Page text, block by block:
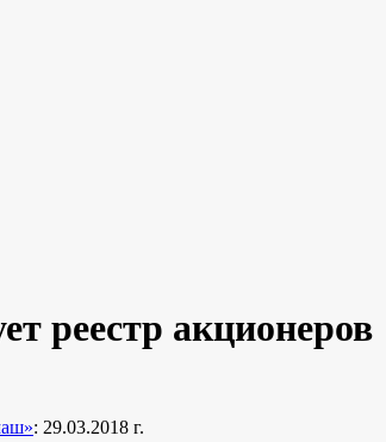
реестр акционеров
: 29.03.2018 г.